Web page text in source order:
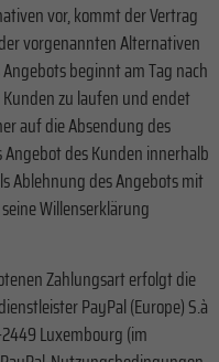
vor, kommt der Vertrag
vorgenannten Alternativen
beginnt am Tag nach
zu laufen und endet
auf die Absendung des
des Kunden innerhalb
Ablehnung des Angebots mit
Willenserklärung
Zahlungsart erfolgt die
PayPal (Europe) S.à
2449 Luxembourg (im